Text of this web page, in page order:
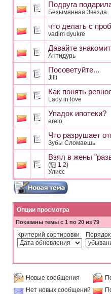
Подруга
Безымянная Звезда
что делать с
vadim dyukre
Давайте
Антидурь
Посоветуйте...
Jilli
Как понять
Lady in love
Упадок ипотеки?
erelo
Что разрушает
Зубы Сломаешь
Взял в жены
( 1 2)
Улисс
Опции просмотра
Показаны темы с 1 по 20 из 79
Критерий сортировки
Новые сообщения
Нет новых сообщений